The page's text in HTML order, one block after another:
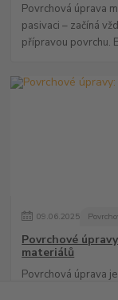
Povrchová úprava
pasivaci – začíná
přípravou povrchu.
09.06.2025
Povrchové
materiálů
Povrchová úprava